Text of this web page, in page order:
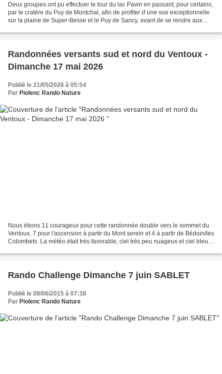
Deux groupes ont pu effectuer le tour du lac Pavin en passant, pour certains,
par le cratère du Puy de Montchal, afin de profiter d’une vue exceptionnelle
sur la plaine de Super-Besse et le Puy de Sancy, avant de se rendre aux
Randonnées versants sud et nord du Ventoux -
Dimanche 17 mai 2026
Publié le 21/05/2026 à 05:54
Par Piolenc Rando Nature
Nous étions 11 courageux pour cette randonnée double vers le sommet du
Ventoux, 7 pour l'ascension à partir du Mont serein et 4 à partir de Bédoin/les
Colombets. La météo était très favorable, ciel très peu nuageux et ciel bleu.
Rando Challenge Dimanche 7 juin SABLET
Publié le 08/06/2015 à 07:38
Par Piolenc Rando Nature